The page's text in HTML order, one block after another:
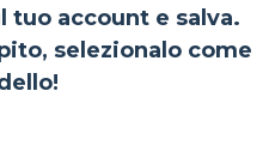
tuo account e salva.
selezionalo come